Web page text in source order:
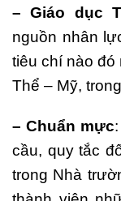
– Giáo dục
nguồn nhân
tiêu chí nào
Thể – Mỹ,
– Chuẩn mực
cầu, quy tắc
trong Nhà